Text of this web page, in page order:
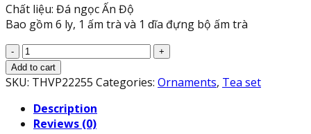
Chất liệu: Đá ngọc Ấn Độ
Bao gồm 6 ly, 1 ấm trà và 1 dĩa đựng bộ ấm trà
Bộ
ấm
trà
dĩa
kiểu
Add to cart
SKU: THVP22255 Categories: Ornaments, Tea set
Description
Reviews (0)